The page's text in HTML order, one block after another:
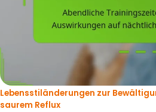
Lebensstiländerungen zur
saurem Reflux